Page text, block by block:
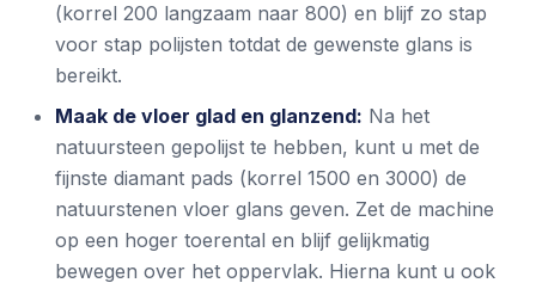
(korrel 200 langzaam naar 800) en blijf zo stap
voor stap polijsten totdat de gewenste glans is
bereikt.
Maak de vloer glad en glanzend: Na het
natuursteen gepolijst te hebben, kunt u met de
fijnste diamant pads (korrel 1500 en 3000) de
natuurstenen vloer glans geven. Zet de machine
op een hoger toerental en blijf gelijkmatig
bewegen over het oppervlak. Hierna kunt u ook